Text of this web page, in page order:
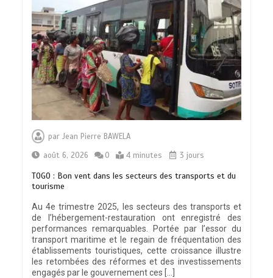
parJean Pierre BAWELA
août 6, 2026
0 4 minutes 3 jours
TOGO : Bon vent dans les secteurs des transports et du
tourisme
Au 4e trimestre 2025, les secteurs des transports et
de l’hébergement-restauration ont enregistré des
performances remarquables. Portée par l’essor du
transport maritime et le regain de fréquentation des
établissements touristiques, cette croissance illustre
les retombées des réformes et des investissements
engagés par le gouvernement ces […]